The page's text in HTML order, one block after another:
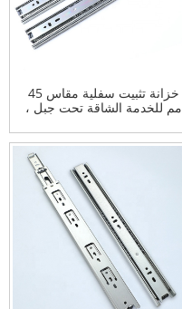
خزانة تثبيت سفلية مقاس 45
مم للخدمة الشاقة تحت جبل ،
ادفع لفتح درج خزانة محامل
كروي ناعم الإغلاق